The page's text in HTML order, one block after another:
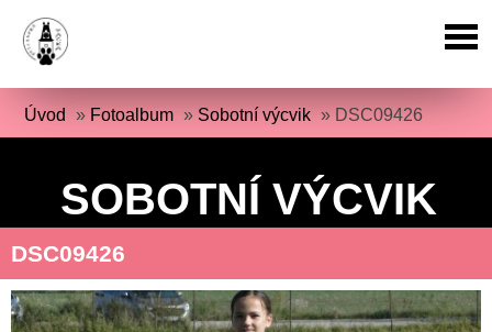
Úvod » Fotoalbum » Sobotní výcvik » DSC09426
SOBOTNÍ VÝCVIK
DSC09426